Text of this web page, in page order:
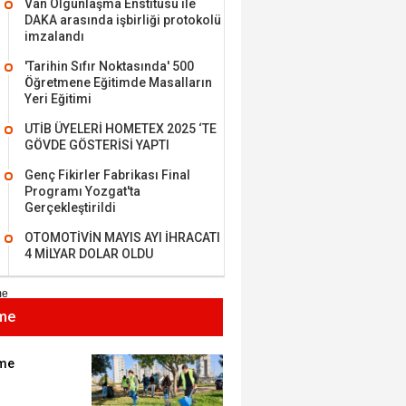
Van Olgunlaşma Enstitüsü ile
DAKA arasında işbirliği protokolü
imzalandı
'Tarihin Sıfır Noktasında' 500
Öğretmene Eğitimde Masalların
Yeri Eğitimi
UTİB ÜYELERİ HOMETEX 2025 ‘TE
GÖVDE GÖSTERİSİ YAPTI
Genç Fikirler Fabrikası Final
Programı Yozgat'ta
Gerçekleştirildi
OTOMOTİVİN MAYIS AYI İHRACATI
4 MİLYAR DOLAR OLDU
Bilim İnsanı Tosun
Saygı..
ÖZDEMİR
- Sağlık turizminde
BULUZ
Ulusumuz:
KEMAL ZEYBEK